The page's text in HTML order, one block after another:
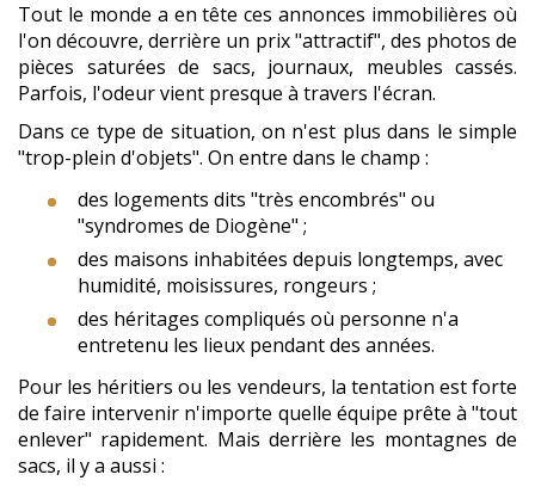
Tout le monde a en tête ces annonces immobilières où
l'on découvre, derrière un prix "attractif", des photos de
pièces saturées de sacs, journaux, meubles cassés.
Parfois, l'odeur vient presque à travers l'écran.
Dans ce type de situation, on n'est plus dans le simple
"trop-plein d'objets". On entre dans le champ :
des logements dits "très encombrés" ou
"syndromes de Diogène" ;
des maisons inhabitées depuis longtemps, avec
humidité, moisissures, rongeurs ;
des héritages compliqués où personne n'a
entretenu les lieux pendant des années.
Pour les héritiers ou les vendeurs, la tentation est forte
de faire intervenir n'importe quelle équipe prête à "tout
enlever" rapidement. Mais derrière les montagnes de
sacs, il y a aussi :